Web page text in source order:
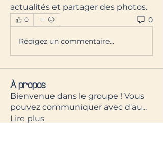
actualités et partager des photos.
0 0
Rédigez un commentaire...
À propos
Bienvenue dans le groupe ! Vous
pouvez communiquer avec d'au...
Lire plus